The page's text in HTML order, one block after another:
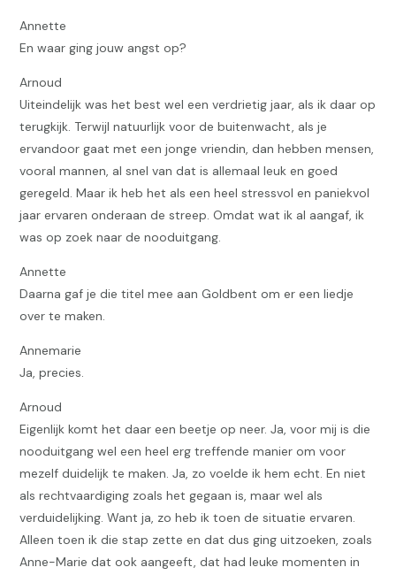
Annette
En waar ging jouw angst op?
Arnoud
Uiteindelijk was het best wel een verdrietig jaar, als ik daar op
terugkijk. Terwijl natuurlijk voor de buitenwacht, als je
ervandoor gaat met een jonge vriendin, dan hebben mensen,
vooral mannen, al snel van dat is allemaal leuk en goed
geregeld. Maar ik heb het als een heel stressvol en paniekvol
jaar ervaren onderaan de streep. Omdat wat ik al aangaf, ik
was op zoek naar de nooduitgang.
Annette
Daarna gaf je die titel mee aan Goldbent om er een liedje
over te maken.
Annemarie
Ja, precies.
Arnoud
Eigenlijk komt het daar een beetje op neer. Ja, voor mij is die
nooduitgang wel een heel erg treffende manier om voor
mezelf duidelijk te maken. Ja, zo voelde ik hem echt. En niet
als rechtvaardiging zoals het gegaan is, maar wel als
verduidelijking. Want ja, zo heb ik toen de situatie ervaren.
Alleen toen ik die stap zette en dat dus ging uitzoeken, zoals
Anne-Marie dat ook aangeeft, dat had leuke momenten in